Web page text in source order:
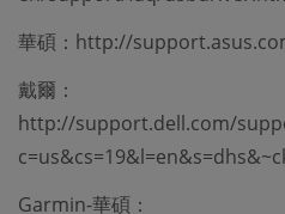
華碩：http://
戴爾：
http://support.dell.com/
Garmin-華碩：